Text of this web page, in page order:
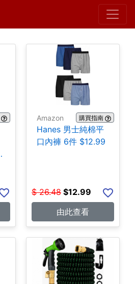
Home
Amazon 購買指南
Hanes 男士純棉平
口內褲 6件 $12.99
$ 26.48 $12.99
由此查看